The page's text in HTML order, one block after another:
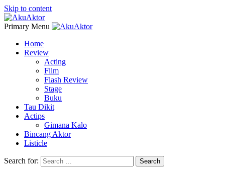
Skip to content
Primary Menu
Home
Review
Acting
Film
Flash Review
Stage
Buku
Tau Dikit
Actips
Gimana Kalo
Bincang Aktor
Listicle
Search for: